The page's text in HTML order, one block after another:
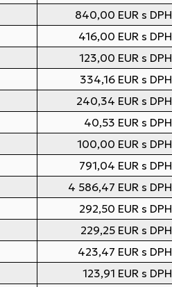
840,00 EUR s DPH
416,00 EUR s DPH
123,00 EUR s DPH
334,16 EUR s DPH
240,34 EUR s DPH
40,53 EUR s DPH
100,00 EUR s DPH
791,04 EUR s DPH
4 586,47 EUR s DPH
292,50 EUR s DPH
229,25 EUR s DPH
423,47 EUR s DPH
123,91 EUR s DPH